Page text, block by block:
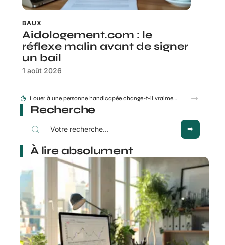
BAUX
Aidologement.com : le
réflexe malin avant de signer
un bail
1 août 2026
Vente appartement à Marrakech : quelles erreurs font fuir les acheteurs ?
Recherche
À lire absolument